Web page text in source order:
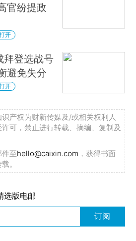
官纷提政
开
拜登选战号
避免失分
开
产权为财新传媒及/或相关权利人
可，禁止进行转载、摘编、复制及
至hello@caixin.com ，获得书面
。
选版电邮
订阅